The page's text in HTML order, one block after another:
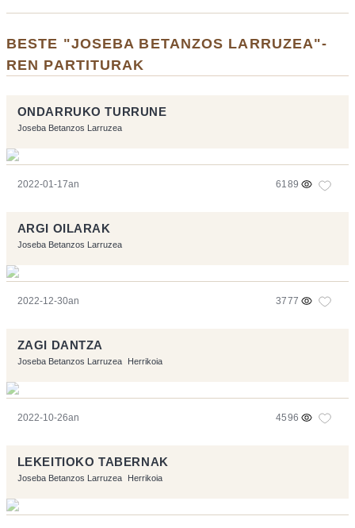
BESTE "JOSEBA BETANZOS LARRUZEA"-
REN PARTITURAK
ONDARRUKO TURRUNE
Joseba Betanzos Larruzea
2022-01-17an 6189
ARGI OILARAK
Joseba Betanzos Larruzea
2022-12-30an 3777
ZAGI DANTZA
Joseba Betanzos Larruzea Herrikoia
2022-10-26an 4596
LEKEITIOKO TABERNAK
Joseba Betanzos Larruzea Herrikoia